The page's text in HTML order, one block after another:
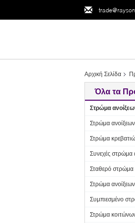
Αρχική Σελίδα
Όλα τα
Στρώμα
Στρώμα
Στρώμα
Συνεχές στρώμα
Σταθερό στρώμα
Στρώμα
Συμπιεσμένο
Στρώμα